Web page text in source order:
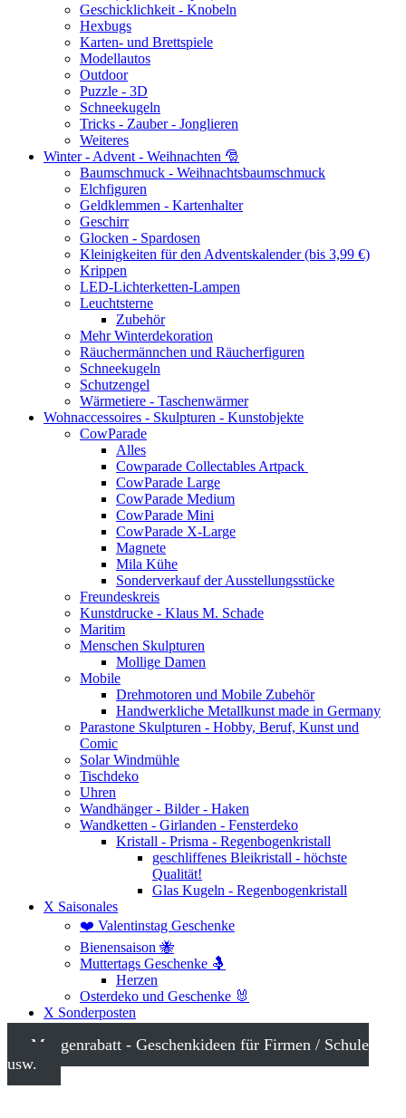
Geschicklichkeit - Knobeln
Hexbugs
Karten- und Brettspiele
Modellautos
Outdoor
Puzzle - 3D
Schneekugeln
Tricks - Zauber - Jonglieren
Weiteres
Winter - Advent - Weihnachten 🎅
Baumschmuck - Weihnachtsbaumschmuck
Elchfiguren
Geldklemmen - Kartenhalter
Geschirr
Glocken - Spardosen
Kleinigkeiten für den Adventskalender (bis 3,99 €)
Krippen
LED-Lichterketten-Lampen
Leuchtsterne
Zubehör
Mehr Winterdekoration
Räuchermännchen und Räucherfiguren
Schneekugeln
Schutzengel
Wärmetiere - Taschenwärmer
Wohnaccessoires - Skulpturen - Kunstobjekte
CowParade
Alles
Cowparade Collectables Artpack
CowParade Large
CowParade Medium
CowParade Mini
CowParade X-Large
Magnete
Mila Kühe
Sonderverkauf der Ausstellungsstücke
Freundeskreis
Kunstdrucke - Klaus M. Schade
Maritim
Menschen Skulpturen
Mollige Damen
Mobile
Drehmotoren und Mobile Zubehör
Handwerkliche Metallkunst made in Germany
Parastone Skulpturen - Hobby, Beruf, Kunst und
Comic
Solar Windmühle
Tischdeko
Uhren
Wandhänger - Bilder - Haken
Wandketten - Girlanden - Fensterdeko
Kristall - Prisma - Regenbogenkristall
geschliffenes Bleikristall - höchste
Qualität!
Glas Kugeln - Regenbogenkristall
X Saisonales
❤️ Valentinstag Geschenke
Bienensaison 🐝
Muttertags Geschenke 🤱
Herzen
Osterdeko und Geschenke 🐰
X Sonderposten
Mengenrabatt - Geschenkideen für Firmen / Schule
usw.